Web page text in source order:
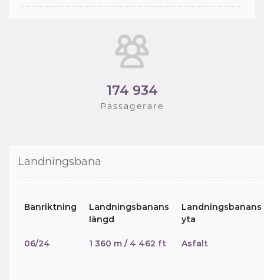
174 934
Passagerare
Landningsbana
Banriktning
Landningsbanans
längd
Landningsbanans
yta
06/24 1 360 m / 4 462 ft Asfalt